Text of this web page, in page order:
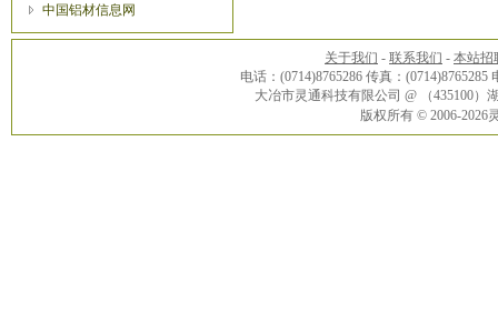
中国铝材信息网
关于我们 - 联系我们 - 本站招
电话：(0714)8765286 传真：(0714)8765285
大冶市灵通科技有限公司 @ （435100
版权所有 © 2006-2026